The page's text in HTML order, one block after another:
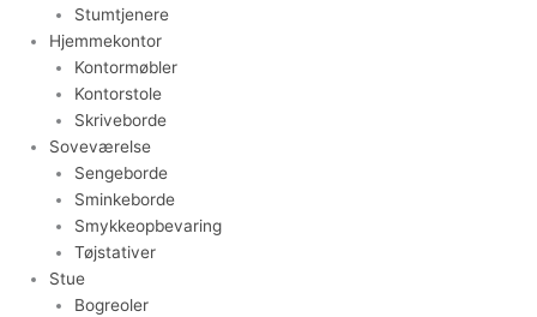
Stumtjenere
Hjemmekontor
Kontormøbler
Kontorstole
Skriveborde
Soveværelse
Sengeborde
Sminkeborde
Smykkeopbevaring
Tøjstativer
Stue
Bogreoler